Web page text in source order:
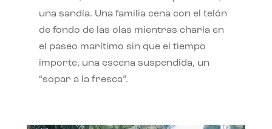
una sandía. Una familia cena con el telón
de fondo de las olas mientras charla en
el paseo marítimo sin que el tiempo
importe, una escena suspendida, un
“sopar a la fresca”.